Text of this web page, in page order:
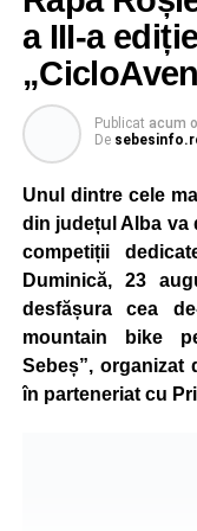
recreative în mai
cartierul „Mihail
Tineretului.
proiecții de film,
ediție a
care se va
Publicul adult va
culturale, printre
artiști locali și
Festivalul va
săsești, precum
memoria
Printre momentele
a III-a
Publicat acum
De
Unul dintre cele
din județul Alba va
competiții
Duminică, 23
desfășura cea
mountain bike
Sebeș”, organizat
în parteneriat cu